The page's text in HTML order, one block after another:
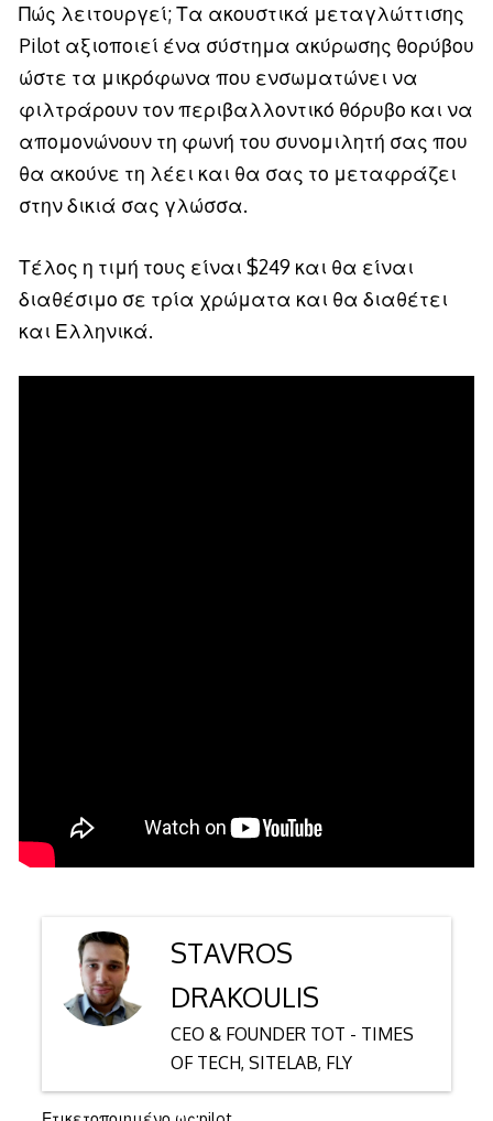
Πώς λειτουργεί; Τα ακουστικά μεταγλώττισης
Pilot αξιοποιεί ένα σύστημα ακύρωσης θορύβου
ώστε τα μικρόφωνα που ενσωματώνει να
φιλτράρουν τον περιβαλλοντικό θόρυβο και να
απομονώνουν τη φωνή του συνομιλητή σας που
θα ακούνε τη λέει και θα σας το μεταφράζει
στην δικιά σας γλώσσα.
Τέλος η τιμή τους είναι $249 και θα είναι
διαθέσιμο σε τρία χρώματα και θα διαθέτει
και Ελληνικά.
STAVROS
DRAKOULIS
CEO & FOUNDER TOT - TIMES
OF TECH, SITELAB, FLY